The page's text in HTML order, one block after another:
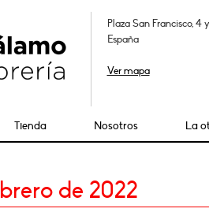
Plaza San Francisco,
España
Ver mapa
Tienda Nosotros La
de 2022